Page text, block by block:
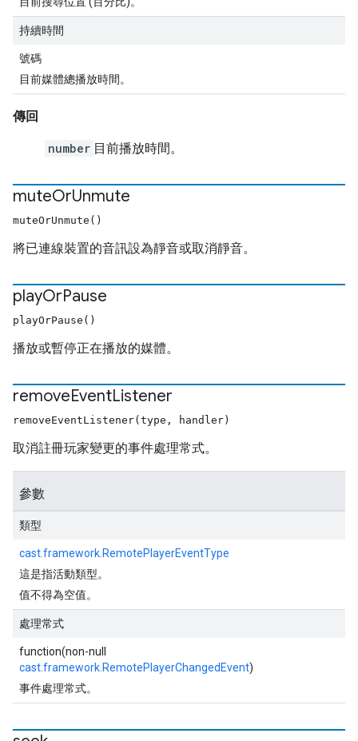
持續時間
號碼
目前媒體總播放時間。
傳回
number 目前播放時間。
muteOrUnmute
muteOrUnmute()
將已連線裝置的音訊設為靜音或取消靜音。
playOrPause
playOrPause()
播放或暫停正在播放的媒體。
removeEventListener
removeEventListener(type, handler)
取消註冊玩家變更的事件處理常式。
參數
類型
cast.framework.RemotePlayerEventType
這是指活動類型。
值不得為空值。
處理常式
function(non-null
cast.framework.RemotePlayerChangedEvent)
事件處理常式。